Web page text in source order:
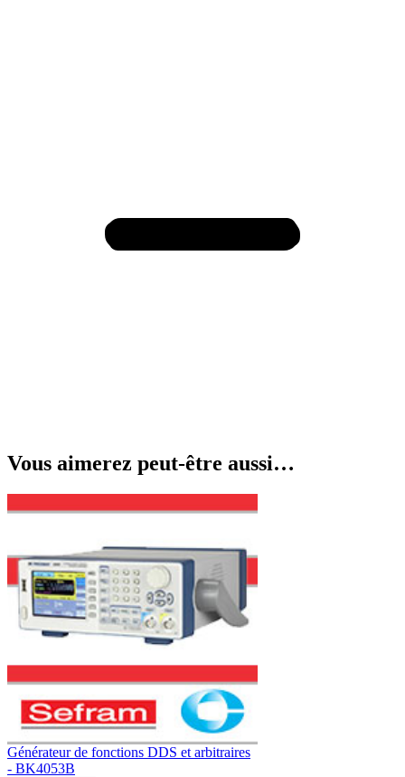
Vous aimerez peut-être aussi…
Générateur de fonctions DDS et arbitraires
- BK4053B